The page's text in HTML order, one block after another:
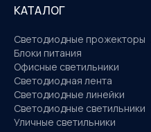
КАТАЛОГ
Светодиодные прожекторы
Блоки питания
Офисные светильники
Светодиодная лента
Светодиодные линейки
Светодиодные светильники
Уличные светильники